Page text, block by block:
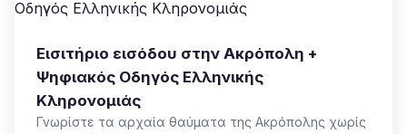
Εισιτήριο εισόδου στην Ακρόπολη +
Ψηφιακός Οδηγός Ελληνικής
Κληρονομιάς
Γνωρίστε τα αρχαία θαύματα της Ακρόπολης χωρίς